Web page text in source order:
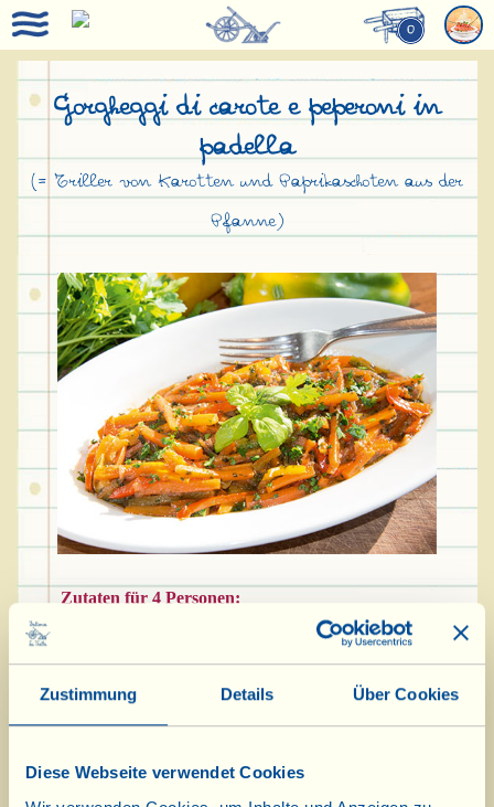
Zustimmung Details Über Cookies
Diese Webseite verwendet Cookies
0
Gorgheggi di carote e peperoni in
padella
(= Triller von Karotten und Paprikaschoten aus der
Pfanne)
Zutaten für 4 Personen:
1 Sträußchen Petersilie